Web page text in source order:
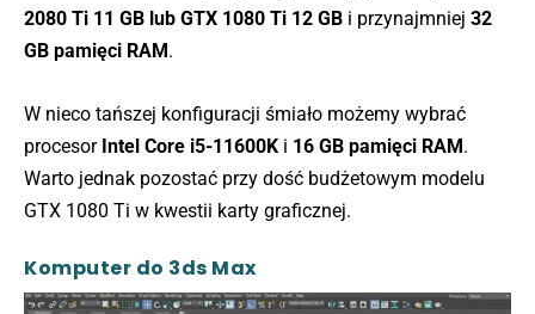
2080 Ti 11 GB lub GTX 1080 Ti 12 GB i przynajmniej 32
GB pamięci RAM .
W nieco tańszej konfiguracji śmiało możemy wybrać
procesor Intel Core i5-11600K i 16 GB pamięci RAM.
Warto jednak pozostać przy dość budżetowym modelu
GTX 1080 Ti w kwestii karty graficznej.
Komputer do 3ds Max